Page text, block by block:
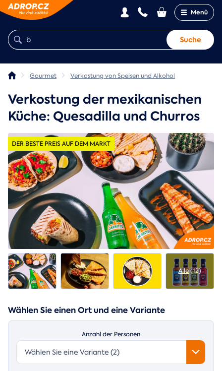
Menü
Suche
Gourmet Verkostung von Speisen und Alkohol
Verkostung der mexikanischen
Küche: Quesadilla und Churros
DER BESTE PREIS AUF DEM MARKT
Alle(12)
Wählen Sie einen Ort und eine Variante
Anzahl der Personen
Wählen Sie eine Variante (2)